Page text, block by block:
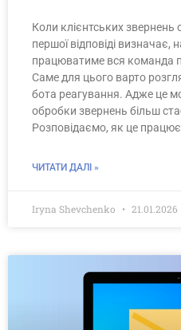
Коли клієнтських звернень
першої відповіді визначає,
працюватиме вся команда
Саме для цього варто
бота реагування. Адже це
обробки звернень більш
Розповідаємо, як це
ЧИТАТИ ДАЛІ »
Iryna Shevchenko 21.01.2026